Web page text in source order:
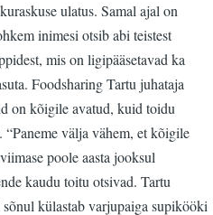
ulatus. Samal ajal on
inimesi otsib abi teistest
mis on ligipääsetavad ka
Foodsharing Tartu juhataja
on kõigile avatud, kuid toidu
välja vähem, et kõigile
poole aasta jooksul
kaudu toitu otsivad. Tartu
külastab varjupaiga supikööki